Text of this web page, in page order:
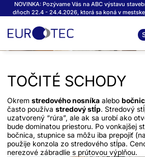
NOVINKA: Pozývame Vás na ABC výstavu
dňoch 22.4 - 24.4.2026, ktorá sa koná v
TOČITÉ SCHODY
Okrem stredového nosníka alebo
často používa stredový stĺp. Stredový
uzatvorený “rúra”, ale ak sa urobí ako
bude dominatou priestoru. Po vonkajšej
bočnica, stupnice sa môžu iba prepojiť
použije konzola zo stredového stĺpa.
nerezové zábradlie s prútovou výplňou.